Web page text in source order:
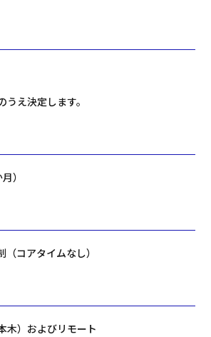
え決定します。
）
コアタイムなし）
木）およびリモート